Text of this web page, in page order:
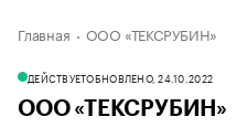
Главная ООО «ТЕКСРУБИН»
ДЕЙСТВУЕТОБНОВЛЕНО, 24.10.2022
ООО «ТЕКСРУБИН»